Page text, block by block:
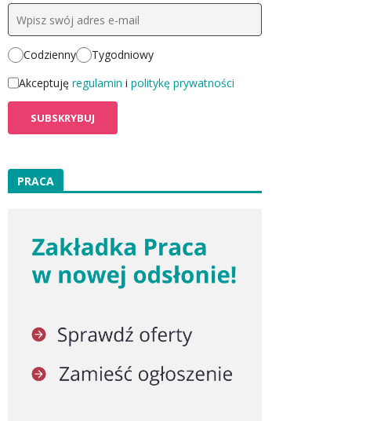
Codzienny
Tygodniowy
Akceptuję regulamin i politykę prywatności
PRACA